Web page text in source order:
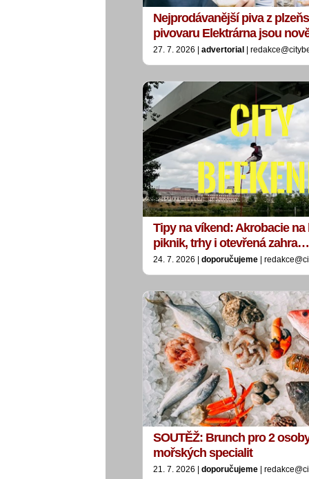
Nejprodávanější piva z
pivovaru Elektrárna jsou
27. 7. 2026 | advertorial |
Tipy na víkend: Akrobacie na
piknik, trhy i otevřená zahra…
24. 7. 2026 | doporučujeme |
SOUTĚŽ: Brunch pro 2
mořských specialit
21. 7. 2026 | doporučujeme |